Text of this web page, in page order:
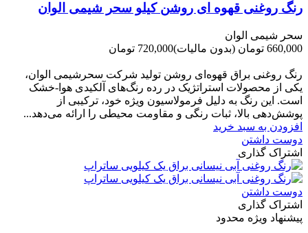
رنگ روغنی قهوه ای روشن کیلو سحر شیمی الوان
سحر شیمی الوان
660,000 تومان
(بدون مالیات)720,000 تومان
رنگ روغنی براق قهوه‌ای روشن تولید شرکت سحرشیمی الوان،
یکی از محصولات استراتژیک در رده رنگ‌های آلکیدی هوا-خشک
است. این رنگ به دلیل فرمولاسیون ویژه خود، ترکیبی از
پوشش‌دهی بالا، ثبات رنگی و مقاومت محیطی را ارائه می‌دهد...
افزودن به سبد خرید
دوست داشتن
اشتراک گذاری
دوست داشتن
اشتراک گذاری
پیشنهاد ویژه محدود